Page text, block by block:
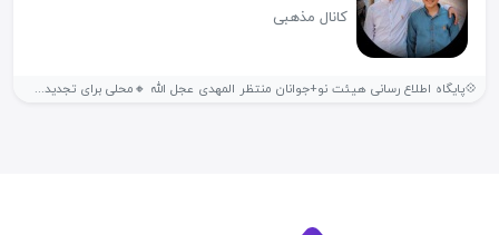
کانال مذهبی
💠پایگاه اطلاع رسانی هیئت نو+جوانان منتظر المهدی عجل الله 🔸محلی برای تجدید...